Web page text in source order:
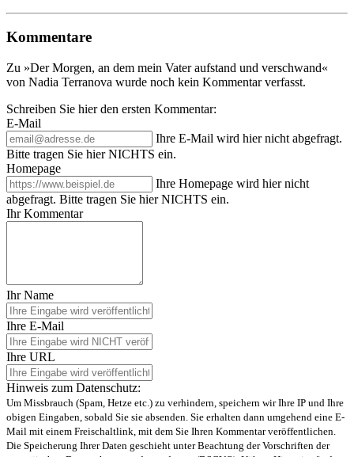
Kommentare
Zu »Der Morgen, an dem mein Vater aufstand und verschwand«
von Nadia Terranova wurde noch kein Kommentar verfasst.
Schreiben Sie hier den ersten Kommentar:
E-Mail
Ihre E-Mail wird hier nicht abgefragt.
Bitte tragen Sie hier NICHTS ein.
Homepage
Ihre Homepage wird hier nicht
abgefragt. Bitte tragen Sie hier NICHTS ein.
Ihr Kommentar
Ihr Name
Ihre E-Mail
Ihre URL
Hinweis zum Datenschutz:
Um Missbrauch (Spam, Hetze etc.) zu verhindern, speichern wir Ihre IP und Ihre
obigen Eingaben, sobald Sie sie absenden. Sie erhalten dann umgehend eine E-
Mail mit einem Freischaltlink, mit dem Sie Ihren Kommentar veröffentlichen.
Die Speicherung Ihrer Daten geschieht unter Beachtung der Vorschriften der